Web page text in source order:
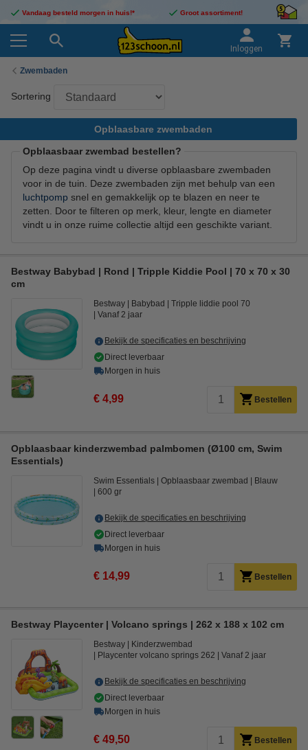
Vandaag besteld morgen in huis!* Groot assortiment!
Inloggen
Zwembaden
Sortering
Opblaasbare zwembaden
Opblaasbaar zwembad bestellen?
Op deze pagina vindt u diverse opblaasbare zwembaden
voor in de tuin. Deze zwembaden zijn met behulp van een
luchtpomp snel en gemakkelijk op te blazen en neer te
zetten. Door te filteren op merk, kleur, lengte en diameter
vindt u in onze ruime collectie altijd een geschikte variant.
Bestway Babybad | Rond | Tripple Kiddie Pool | 70 x 70 x 30
cm
Bestway Babybad
Tripple liddie pool 70
Vanaf 2 jaar
Bekijk de specificaties en beschrijving
Direct leverbaar
Morgen in huis
€ 4,99 Bestellen
Opblaasbaar kinderzwembad palmbomen (Ø100 cm, Swim
Essentials)
Swim Essentials Opblaasbaar zwembad
Blauw
600 gr
Bekijk de specificaties en beschrijving
Direct leverbaar
Morgen in huis
€ 14,99 Bestellen
Bestway Playcenter | Volcano springs | 262 x 188 x 102 cm
Bestway
Kinderzwembad
Playcenter volcano springs 262
Vanaf 2 jaar
Bekijk de specificaties en beschrijving
Direct leverbaar
Morgen in huis
€ 49,50 Bestellen